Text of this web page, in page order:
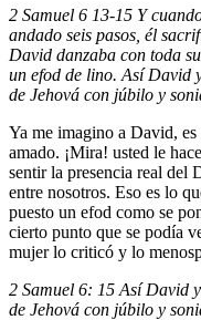
2 Samuel 6 13-15 Y
andado seis pasos, él
David danzaba con toda
un efod de lino. Así David
de Jehová con júbilo y
Ya me imagino a David,
amado. ¡Mira! usted le
sentir la presencia real del
entre nosotros. Eso es lo
puesto un efod como se
cierto punto que se podía
mujer lo criticó y lo
2 Samuel 6: 15 Así David
de Jehová con júbilo y